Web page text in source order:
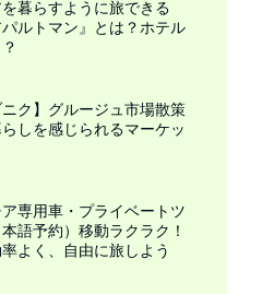
暮らすように旅できる
パルトマン』とは？ホテル
ニク】グルージュ市場散策
しを感じられるマーケッ
ア専用車・プライベートツ
語予約）移動ラクラク！
よく、自由に旅しよう